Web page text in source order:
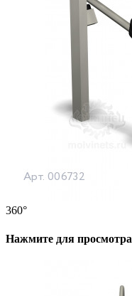
360°
Нажмите для просмотра